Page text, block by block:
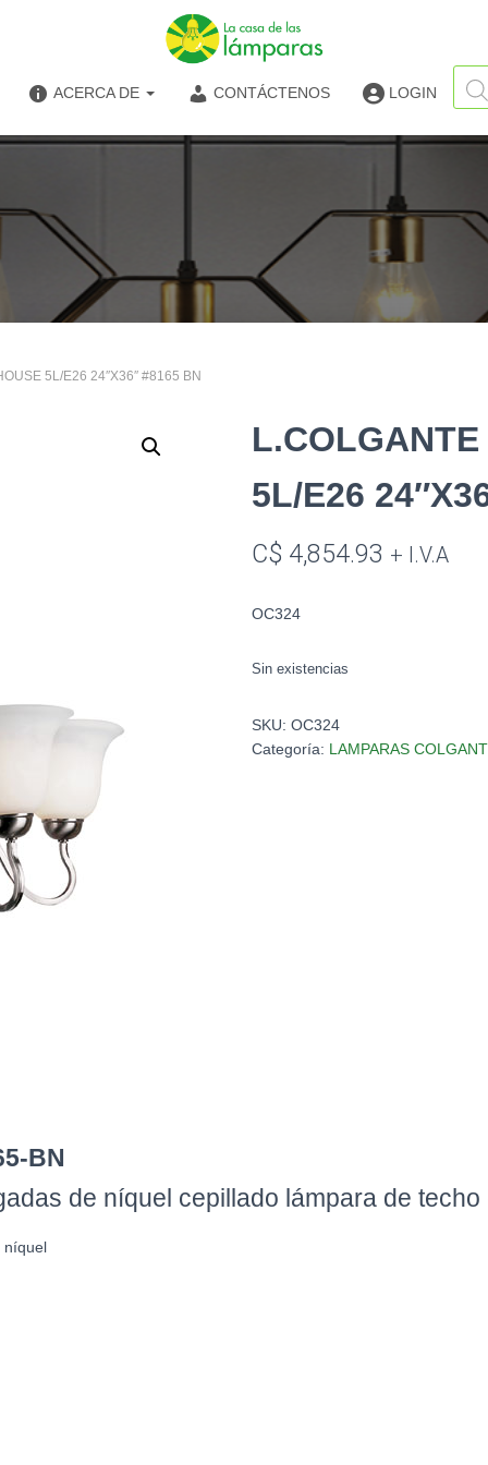
ACERCA DE CONTÁCTENOS LOGIN
de
5L/E26 24″X36″ #8165 BN
5L/E26
C$ 4,854.93 + I.V.A
OC324
Sin existencias
SKU: OC324
Categoría: LAMPARAS
BN
de níquel cepillado lámpara de
níquel